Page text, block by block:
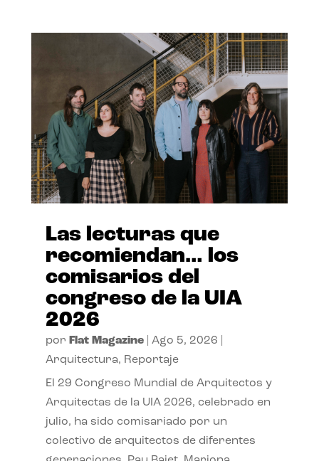
Las lecturas que
recomiendan… los
comisarios del
congreso de la UIA
2026
por Flat Magazine| Ago 5, 2026
Arquitectura, Reportaje
El 29 Congreso Mundial de Arquitectos y
Arquitectas de la UIA 2026, celebrado en
julio, ha sido comisariado por un
colectivo de arquitectos de diferentes